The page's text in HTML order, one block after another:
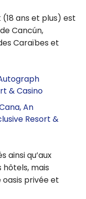
ans et plus) est
Cancún,
Caraïbes et
& Casino
An
Resort &
ainsi qu’aux
mais
privée et